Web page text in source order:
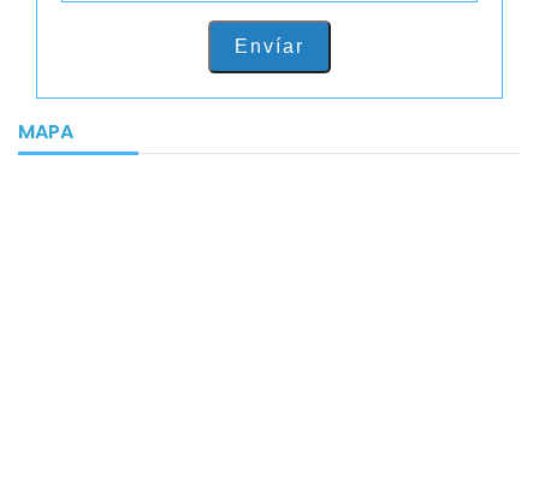
Envíar
MAPA